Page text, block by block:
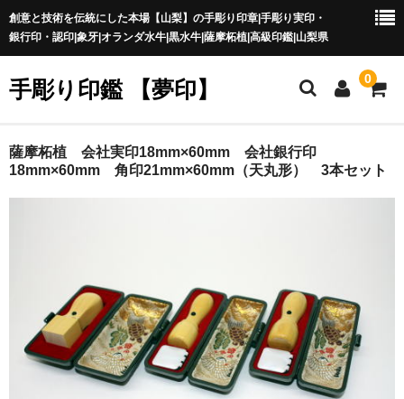
創意と技術を伝統にした本場【山梨】の手彫り印章|手彫り実印・
銀行印・認印|象牙|オランダ水牛|黒水牛|薩摩柘植|高級印鑑|山梨県
手彫り印鑑 【夢印】 0
夢印TOP
印鑑の材質
印鑑の種類
印鑑の書体
薩摩柘植 会社実印18mm×60mm 会社銀行印
18mm×60mm 角印21mm×60mm（天丸形） 3本セット